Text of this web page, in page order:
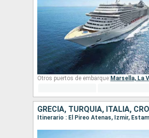
Otros puertos de embarque: Marsella, La
GRECIA, TURQUÍA, ITALIA,
Itinerario : El Pireo Atenas, Izmir,